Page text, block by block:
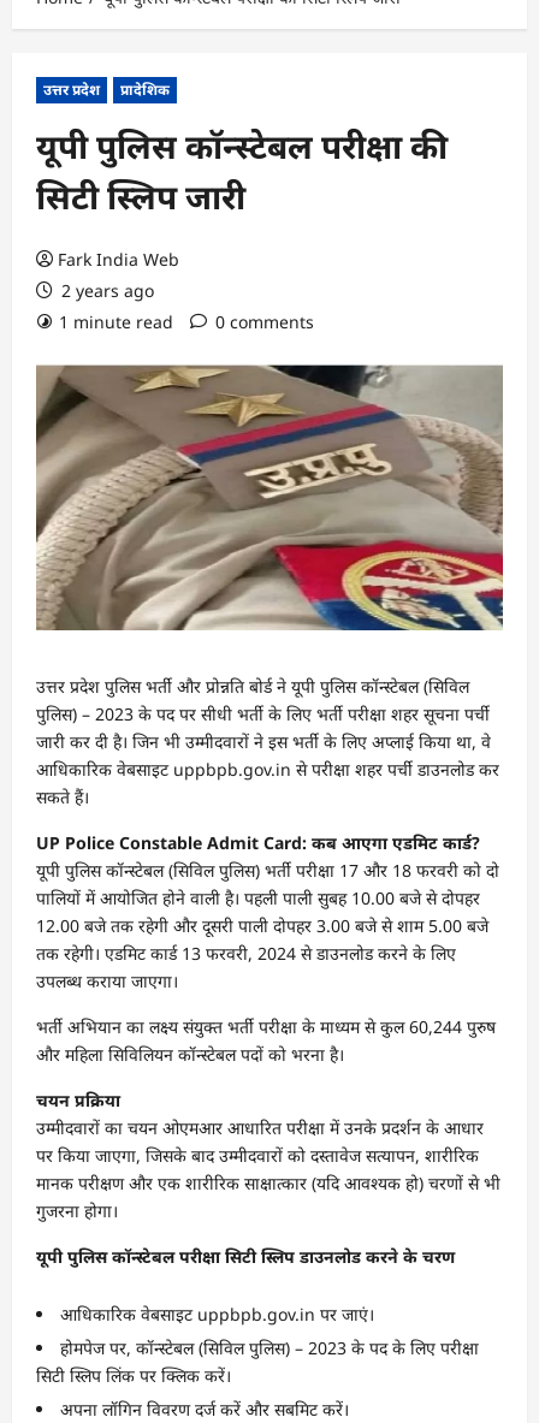
उत्तर प्रदेश प्रादेशिक
यूपी पुलिस कॉन्स्टेबल परीक्षा की
सिटी स्लिप जारी
Fark India Web
2 years ago
1 minute read
0 comments
उत्तर प्रदेश पुलिस भर्ती और प्रोन्नति बोर्ड ने यूपी पुलिस कॉन्स्टेबल (सिविल
पुलिस) – 2023 के पद पर सीधी भर्ती के लिए भर्ती परीक्षा शहर सूचना पर्ची
जारी कर दी है। जिन भी उम्मीदवारों ने इस भर्ती के लिए अप्लाई किया था, वे
आधिकारिक वेबसाइट uppbpb.gov.in से परीक्षा शहर पर्ची डाउनलोड कर
सकते हैं।
UP Police Constable Admit Card: कब आएगा एडमिट कार्ड?
यूपी पुलिस कॉन्स्टेबल (सिविल पुलिस) भर्ती परीक्षा 17 और 18 फरवरी को दो
पालियों में आयोजित होने वाली है। पहली पाली सुबह 10.00 बजे से दोपहर
12.00 बजे तक रहेगी और दूसरी पाली दोपहर 3.00 बजे से शाम 5.00 बजे
तक रहेगी। एडमिट कार्ड 13 फरवरी, 2024 से डाउनलोड करने के लिए
उपलब्ध कराया जाएगा।
भर्ती अभियान का लक्ष्य संयुक्त भर्ती परीक्षा के माध्यम से कुल 60,244 पुरुष
और महिला सिविलियन कॉन्स्टेबल पदों को भरना है।
चयन प्रक्रिया
उम्मीदवारों का चयन ओएमआर आधारित परीक्षा में उनके प्रदर्शन के आधार
पर किया जाएगा, जिसके बाद उम्मीदवारों को दस्तावेज सत्यापन, शारीरिक
मानक परीक्षण और एक शारीरिक साक्षात्कार (यदि आवश्यक हो) चरणों से भी
गुजरना होगा।
यूपी पुलिस कॉन्स्टेबल परीक्षा सिटी स्लिप डाउनलोड करने के चरण
आधिकारिक वेबसाइट uppbpb.gov.in पर जाएं।
होमपेज पर, कॉन्स्टेबल (सिविल पुलिस) – 2023 के पद के लिए परीक्षा
सिटी स्लिप लिंक पर क्लिक करें।
अपना लॉगिन विवरण दर्ज करें और सबमिट करें।